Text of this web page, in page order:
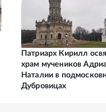
Патриарх Кирилл
храм мучеников
Наталии в
Дубровицах